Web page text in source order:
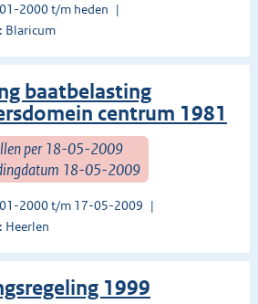
2000 t/m heden
Blaricum
baatbelasting
centrum 1981
per 18-05-2009
18-05-2009
2000 t/m 17-05-2009
Heerlen
1999